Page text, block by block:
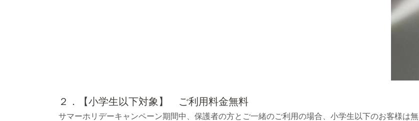
２．【小学生以下対象】 ご利用料金無料
サマーホリデーキャンペーン期間中、保護者の方とご一緒のご利用の場合、小学生以下のお客様は無